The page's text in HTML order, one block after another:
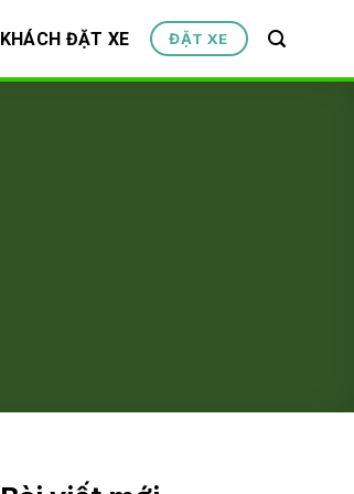
KHÁCH ĐẶT XE ĐẶT XE